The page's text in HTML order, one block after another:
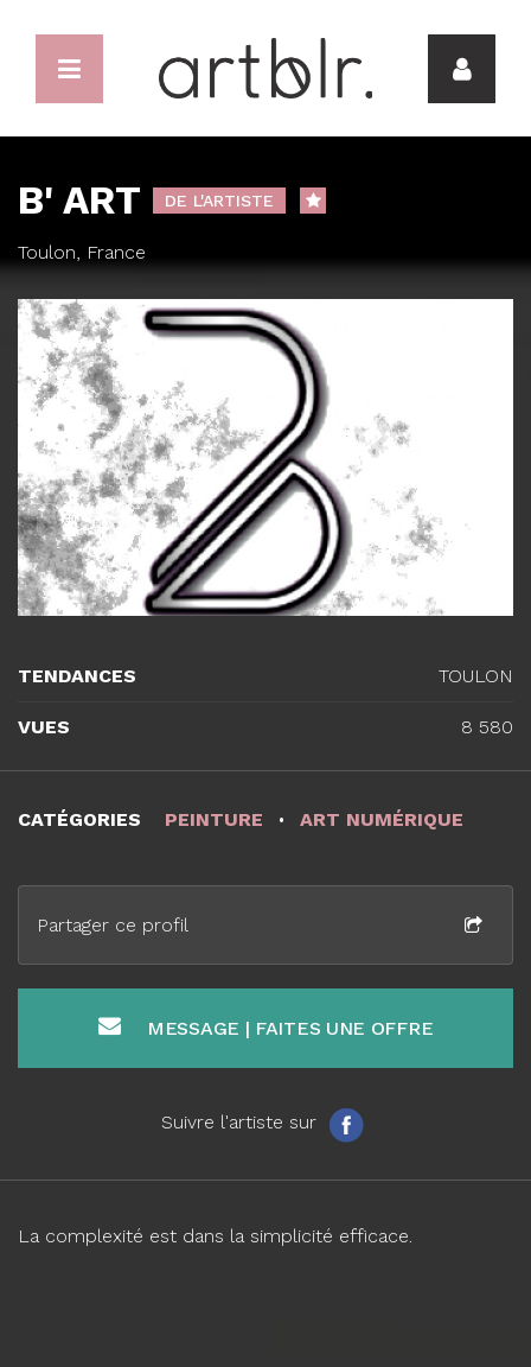
B' ART DE L'ARTISTE
Toulon, France
CATÉGORIES PEINTURE ART NUMÉRIQUE
Suivre l'artiste sur
Partager ce profil
MESSAGE | FAITES UNE OFFRE
TENDANCES TOULON
VUES 8 580
La complexité est dans la simplicité efficace.